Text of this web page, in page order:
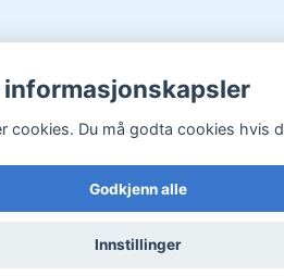
informasjonskapsler
cookies. Du må godta cookies hvis
Godkjenn alle
Innstillinger